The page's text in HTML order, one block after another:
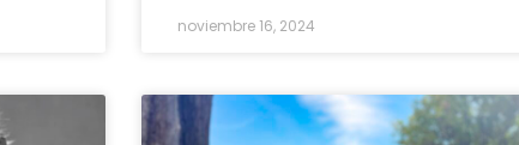
noviembre 16, 2024